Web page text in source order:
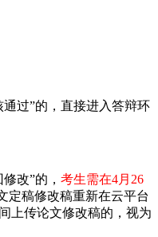
过”的，直接进入答辩环
改”的， 考生需在4月26
定稿修改稿重新在云平台
上传论文修改稿的，视为